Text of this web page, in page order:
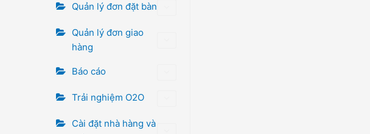
Quản lý đơn đặt bàn
Quản lý đơn giao
hàng
Báo cáo
Trải nghiệm O2O
Cài đặt nhà hàng và